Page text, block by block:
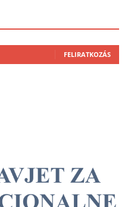
FELIRATKOZÁS